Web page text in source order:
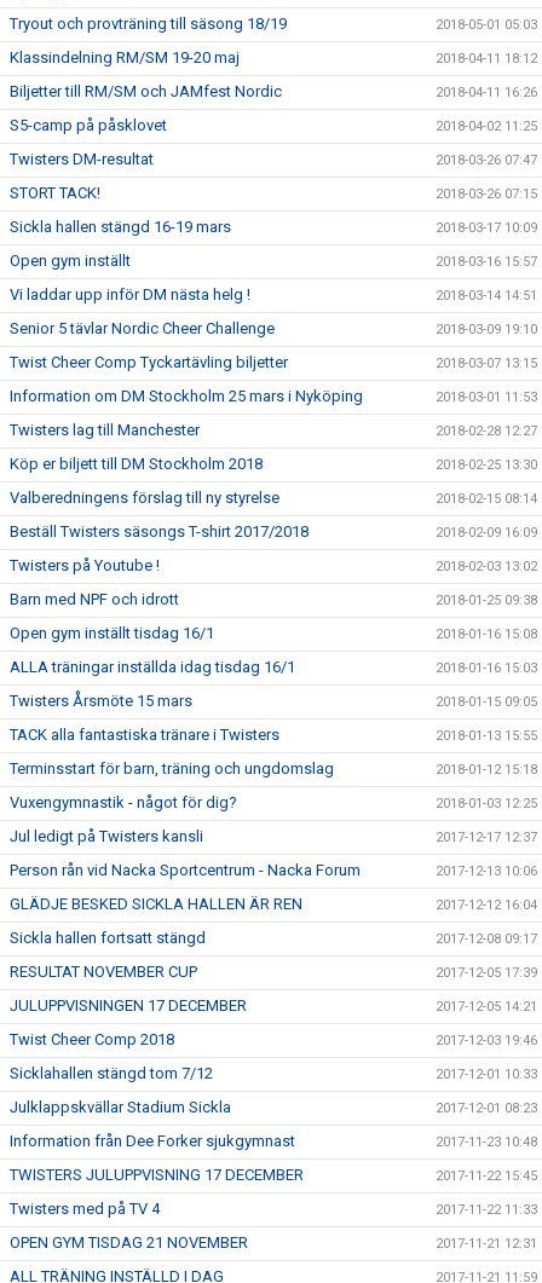
Tryout och provträning till säsong 18/19 2018-05-01 05:03
Klassindelning RM/SM 19-20 maj 2018-04-11 18:12
Biljetter till RM/SM och JAMfest Nordic 2018-04-11 16:26
S5-camp på påsklovet 2018-04-02 11:25
Twisters DM-resultat 2018-03-26 07:47
STORT TACK! 2018-03-26 07:15
Sickla hallen stängd 16-19 mars 2018-03-17 10:09
Open gym inställt 2018-03-16 15:57
Vi laddar upp inför DM nästa helg ! 2018-03-14 14:51
Senior 5 tävlar Nordic Cheer Challenge 2018-03-09 19:10
Twist Cheer Comp Tyckartävling biljetter 2018-03-07 13:15
Information om DM Stockholm 25 mars i Nyköping 2018-03-01 11:53
Twisters lag till Manchester 2018-02-28 12:27
Köp er biljett till DM Stockholm 2018 2018-02-25 13:30
Valberedningens förslag till ny styrelse 2018-02-15 08:14
Beställ Twisters säsongs T-shirt 2017/2018 2018-02-09 16:09
Twisters på Youtube ! 2018-02-03 13:02
Barn med NPF och idrott 2018-01-25 09:38
Open gym inställt tisdag 16/1 2018-01-16 15:08
ALLA träningar inställda idag tisdag 16/1 2018-01-16 15:03
Twisters Årsmöte 15 mars 2018-01-15 09:05
TACK alla fantastiska tränare i Twisters 2018-01-13 15:55
Terminsstart för barn, träning och ungdomslag 2018-01-12 15:18
Vuxengymnastik - något för dig? 2018-01-03 12:25
Jul ledigt på Twisters kansli 2017-12-17 12:37
Person rån vid Nacka Sportcentrum - Nacka Forum 2017-12-13 10:06
GLÄDJE BESKED SICKLA HALLEN ÄR REN 2017-12-12 16:04
Sickla hallen fortsatt stängd 2017-12-08 09:17
RESULTAT NOVEMBER CUP 2017-12-05 17:39
JULUPPVISNINGEN 17 DECEMBER 2017-12-05 14:21
Twist Cheer Comp 2018 2017-12-03 19:46
Sicklahallen stängd tom 7/12 2017-12-01 10:33
Julklappskvällar Stadium Sickla 2017-12-01 08:23
Information från Dee Forker sjukgymnast 2017-11-23 10:48
TWISTERS JULUPPVISNING 17 DECEMBER 2017-11-22 15:45
Twisters med på TV 4 2017-11-22 11:33
OPEN GYM TISDAG 21 NOVEMBER 2017-11-21 12:31
ALL TRÄNING INSTÄLLD I DAG 2017-11-21 11:59